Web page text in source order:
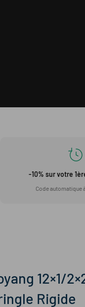
-10% sur votre
Code automatique
12×1/
Rigide